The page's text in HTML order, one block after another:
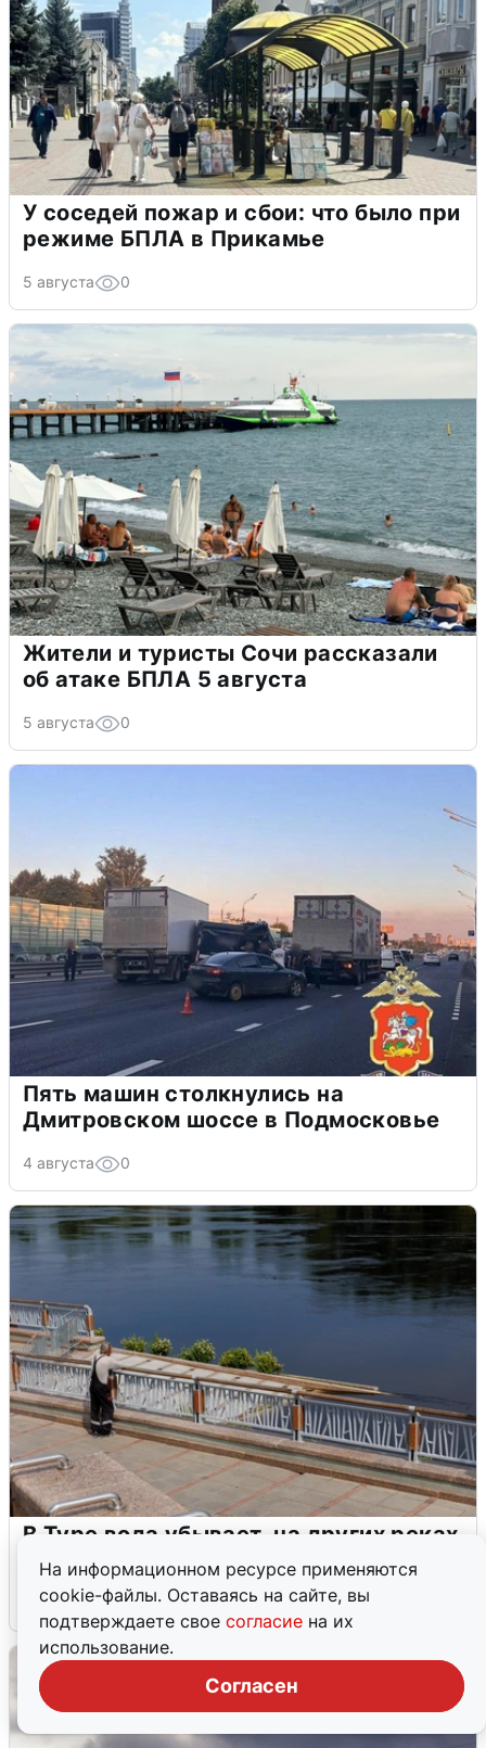
На информационном ресурсе применяются
cookie-файлы. Оставаясь на сайте, вы
подтверждаете свое согласие на их
использование.
Согласен
У соседей пожар и сбои: что было при
режиме БПЛА в Прикамье
5 августа 0
Жители и туристы Сочи рассказали
об атаке БПЛА 5 августа
5 августа 0
Пять машин столкнулись на
Дмитровском шоссе в Подмосковье
4 августа 0
В Туре вода убывает, на других реках
области прибывает
4 августа 0